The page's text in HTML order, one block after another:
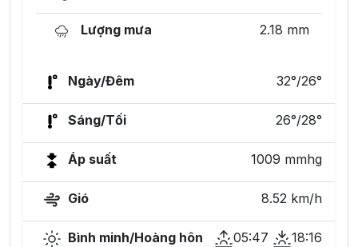
Lượng mưa 2.18 mm
Ngày/Đêm 32°/26°
Sáng/Tối 26°/28°
Áp suất 1009 mmhg
Gió 8.52 km/h
Bình minh/Hoàng hôn 05:47 18:16